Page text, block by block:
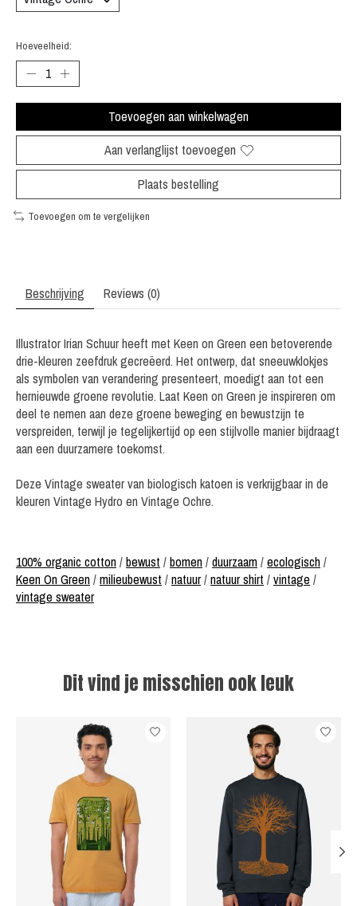
Hoeveelheid:
Toevoegen aan winkelwagen
Aan verlanglijst toevoegen
Plaats bestelling
Toevoegen om te vergelijken
Beschrijving Reviews (0)
Illustrator Irian Schuur heeft met Keen on Green een betoverende
drie-kleuren zeefdruk gecreëerd. Het ontwerp, dat sneeuwklokjes
als symbolen van verandering presenteert, moedigt aan tot een
hernieuwde groene revolutie. Laat Keen on Green je inspireren om
deel te nemen aan deze groene beweging en bewustzijn te
verspreiden, terwijl je tegelijkertijd op een stijlvolle manier bijdraagt
aan een duurzamere toekomst.
Deze Vintage sweater van biologisch katoen is verkrijgbaar in de
kleuren Vintage Hydro en Vintage Ochre.
100% organic cotton/bewust /bomen/duurzaam/ecologisch/
Keen On Green/milieubewust /natuur/natuur shirt /vintage /
vintage sweater
Dit vind je misschien ook leuk
Items van productcarrousel